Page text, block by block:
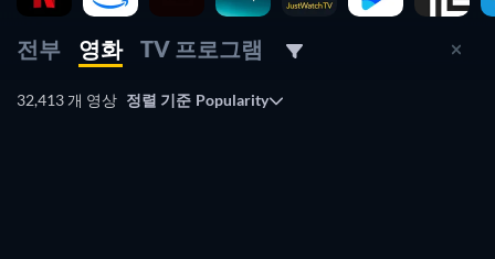
로 정리하여 DocAlliance Films에서 최고의 영화를 선택할 수
DocAlliance Films의 코미디 영화를 보고 싶으신가요? 간단히
아주 간단합니다! JustWatch는 DocAlliance Films 영화 목록
전부 영화 TV 프로그램
32,413 개 영상 정렬 기준 Popularity